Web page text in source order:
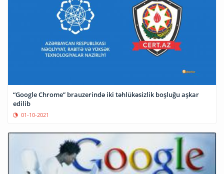
“Google Chrome” brauzerində iki təhlükəsizlik boşluğu aşkar
edilib
01-10-2021